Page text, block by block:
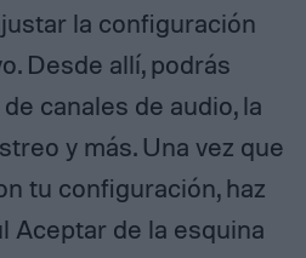
la configuración
Desde allí, podrás
canales de audio, la
y más. Una vez que
tu configuración, haz
Aceptar de la esquina